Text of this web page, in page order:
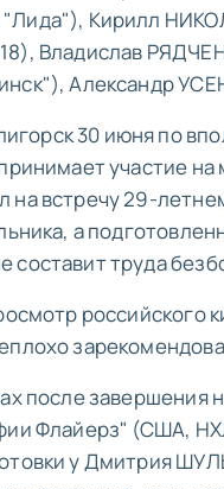
Кирилл
Владислав
Александр
30 июня по
участие
встречу 29-
а
труда
российского
после завершения
Флайерз" (США,
у Дмитрия